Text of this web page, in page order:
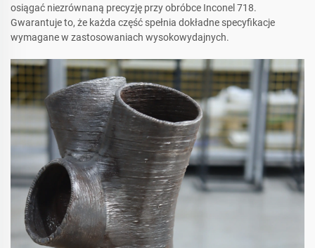
osiągać niezrównaną precyzję przy obróbce Inconel 718.
Gwarantuje to, że każda część spełnia dokładne specyfikacje
wymagane w zastosowaniach wysokowydajnych.